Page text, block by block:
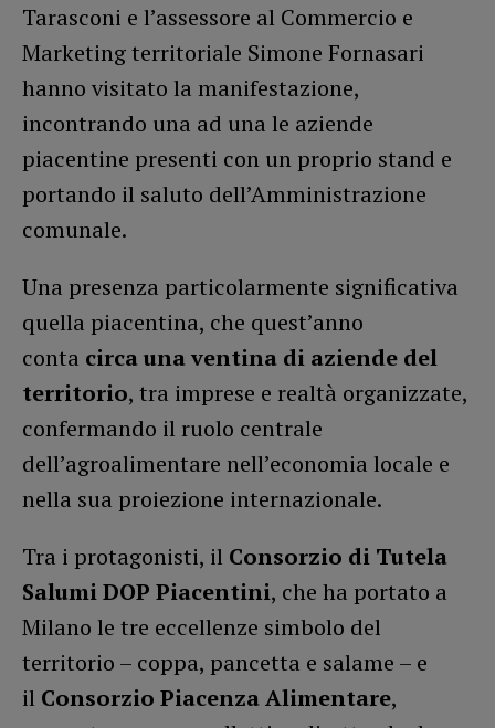
Tarasconi e l’assessore al Commercio e
Marketing territoriale Simone Fornasari
hanno visitato la manifestazione,
incontrando una ad una le aziende
piacentine presenti con un proprio stand e
portando il saluto dell’Amministrazione
comunale.
Una presenza particolarmente significativa
quella piacentina, che quest’anno
conta circa una ventina di aziende del
territorio, tra imprese e realtà organizzate,
confermando il ruolo centrale
dell’agroalimentare nell’economia locale e
nella sua proiezione internazionale.
Tra i protagonisti, il Consorzio di Tutela
Salumi DOP Piacentini, che ha portato a
Milano le tre eccellenze simbolo del
territorio – coppa, pancetta e salame – e
il Consorzio Piacenza Alimentare,